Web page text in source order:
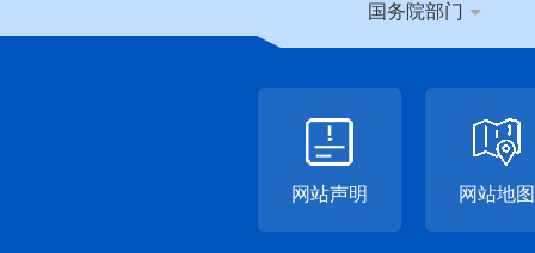
国务院部门
网站声明 网站地图